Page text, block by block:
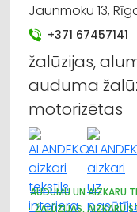
Jaunmoku 13,
+371 67457141
žalūzijas,
auduma
motorizētas
AUDUMU UN AIZKARU
ŽALŪZIJAS, AIZKARU